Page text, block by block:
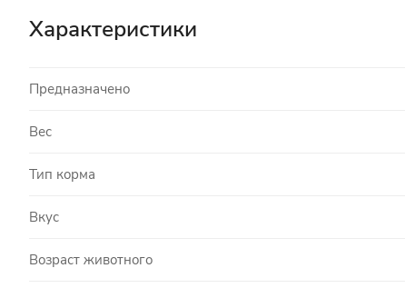
Характеристики
Предназначено
Вес
Тип корма
Вкус
Возраст животного